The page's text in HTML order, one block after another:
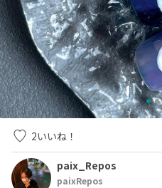
2いいね！
paix_Repos
paixRepos